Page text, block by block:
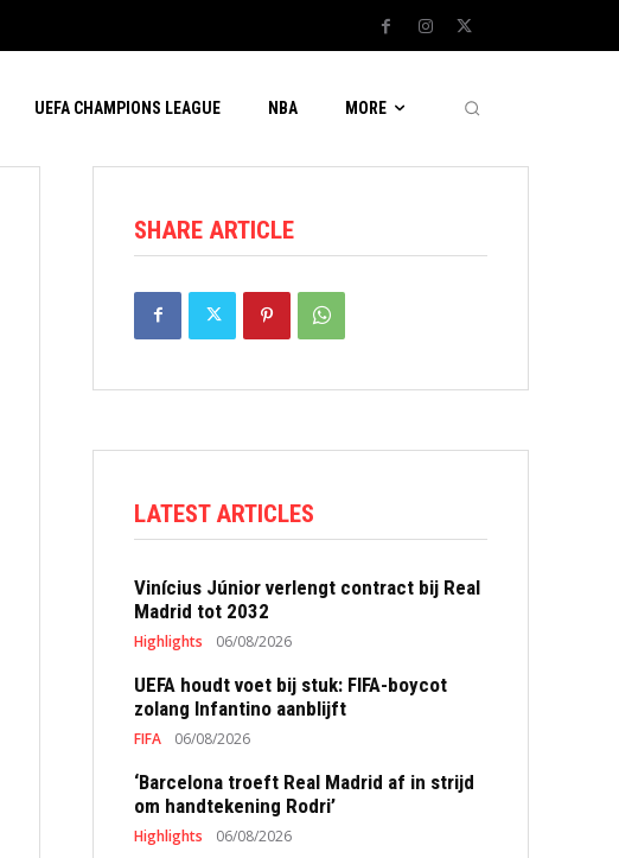
UEFA CHAMPIONS LEAGUE NBA MORE
SHARE ARTICLE
LATEST ARTICLES
Vinícius Júnior verlengt contract bij Real
Madrid tot 2032
Highlights 06/08/2026
UEFA houdt voet bij stuk: FIFA-boycot
zolang Infantino aanblijft
FIFA 06/08/2026
‘Barcelona troeft Real Madrid af in strijd
om handtekening Rodri’
Highlights 06/08/2026